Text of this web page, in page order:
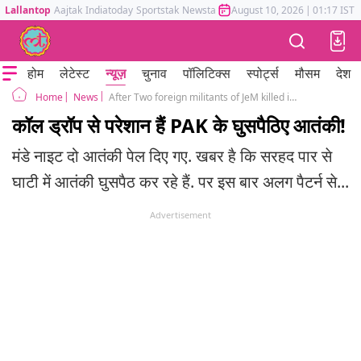
Lallantop Aajtak Indiatoday Sportstak Newstak Mumbai Tak Astrotak
August 10, 2026 | 01:17 IST
होम लेटेस्ट न्यूज़ चुनाव पॉलिटिक्स स्पोर्ट्स मौसम देश
Home News After Two foreign militants of JeM killed in late night encounter in Srinagar Intelligence report Terrorist of JeM, Hijbul trying to infiltrate in kashmir
कॉल ड्रॉप से परेशान हैं PAK के घुसपैठिए आतंकी!
मंडे नाइट दो आतंकी पेल दिए गए. खबर है कि सरहद पार से
घाटी में आतंकी घुसपैठ कर रहे हैं. पर इस बार अलग पैटर्न से...
Advertisement